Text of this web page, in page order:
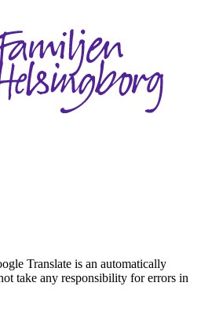
Translate is an automatically
take any responsibility for errors in